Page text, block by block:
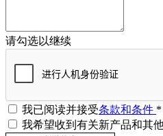
请勾选以继续
我已阅读并接受条款和条件 *
我希望收到有关新产品和其